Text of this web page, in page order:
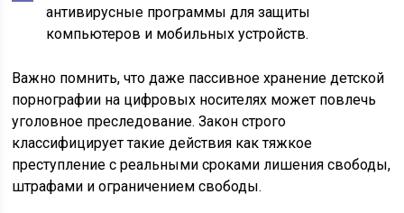
антивирусные программы для защиты
компьютеров и мобильных устройств.
Важно помнить, что даже пассивное хранение детской
порнографии на цифровых носителях может повлечь
уголовное преследование. Закон строго
классифицирует такие действия как тяжкое
преступление с реальными сроками лишения свободы,
штрафами и ограничением свободы.